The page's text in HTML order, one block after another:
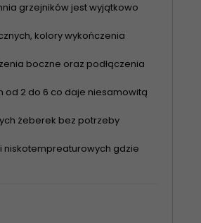
grzejników jest wyjątkowo
kolory wykończenia
boczne oraz podłączenia
od 2 do 6 co daje niesamowitą
żeberek bez potrzeby
niskotempreaturowych gdzie